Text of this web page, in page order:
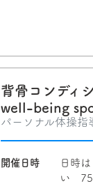
背骨コンディ
well-being
パーソナル体操指
開催日時
日時
い 75